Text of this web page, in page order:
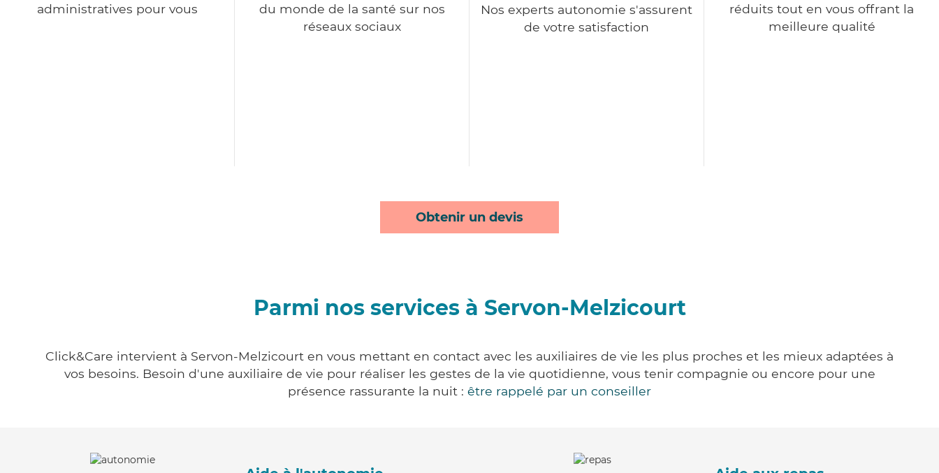
administratives pour vous
du monde de la santé sur nos
réseaux sociaux
Nos experts autonomie s'assurent
de votre satisfaction
réduits tout en vous offrant la
meilleure qualité
Obtenir un devis
Parmi nos services à Servon-Melzicourt
Click&Care intervient à Servon-Melzicourt en vous mettant en contact avec les auxiliaires de vie les plus proches et les mieux adaptées à
vos besoins. Besoin d'une auxiliaire de vie pour réaliser les gestes de la vie quotidienne, vous tenir compagnie ou encore pour une
présence rassurante la nuit : être rappelé par un conseiller